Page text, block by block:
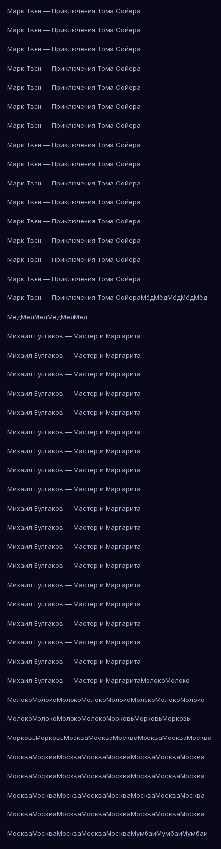
Марк Твен — Приключения Тома Сойера
Марк Твен — Приключения Тома Сойера
Марк Твен — Приключения Тома Сойера
Марк Твен — Приключения Тома Сойера
Марк Твен — Приключения Тома Сойера
Марк Твен — Приключения Тома Сойера
Марк Твен — Приключения Тома Сойера
Марк Твен — Приключения Тома Сойера
Марк Твен — Приключения Тома Сойера
Марк Твен — Приключения Тома Сойера
Марк Твен — Приключения Тома Сойера
Марк Твен — Приключения Тома Сойера
Марк Твен — Приключения Тома Сойера
Марк Твен — Приключения Тома Сойера
Марк Твен — Приключения Тома Сойера
Марк Твен — Приключения Тома СойераМёдМёдМёдМёдМёд
МёдМёдМёдМёдМёдМёд
Михаил Булгаков — Мастер и Маргарита
Михаил Булгаков — Мастер и Маргарита
Михаил Булгаков — Мастер и Маргарита
Михаил Булгаков — Мастер и Маргарита
Михаил Булгаков — Мастер и Маргарита
Михаил Булгаков — Мастер и Маргарита
Михаил Булгаков — Мастер и Маргарита
Михаил Булгаков — Мастер и Маргарита
Михаил Булгаков — Мастер и Маргарита
Михаил Булгаков — Мастер и Маргарита
Михаил Булгаков — Мастер и Маргарита
Михаил Булгаков — Мастер и Маргарита
Михаил Булгаков — Мастер и Маргарита
Михаил Булгаков — Мастер и Маргарита
Михаил Булгаков — Мастер и Маргарита
Михаил Булгаков — Мастер и Маргарита
Михаил Булгаков — Мастер и Маргарита
Михаил Булгаков — Мастер и Маргарита
Михаил Булгаков — Мастер и МаргаритаМолокоМолоко
МолокоМолокоМолокоМолокоМолокоМолокоМолокоМолоко
МолокоМолокоМолокоМолокоМорковьМорковьМорковь
МорковьМорковьМоскваМоскваМоскваМоскваМоскваМосква
МоскваМоскваМоскваМоскваМоскваМоскваМоскваМосква
МоскваМоскваМоскваМоскваМоскваМоскваМоскваМосква
МоскваМоскваМоскваМоскваМоскваМоскваМоскваМосква
МоскваМоскваМоскваМоскваМоскваМоскваМоскваМосква
МоскваМоскваМоскваМоскваМоскваМумбаиМумбаиМумбаи